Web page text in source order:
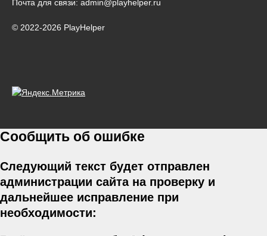
Почта для связи: admin@playhelper.ru
© 2022-2026 PlayHelper
Сообщить об ошибке
Следующий текст будет отправлен
администрации сайта на проверку и
дальнейшее исправление при
необходимости: